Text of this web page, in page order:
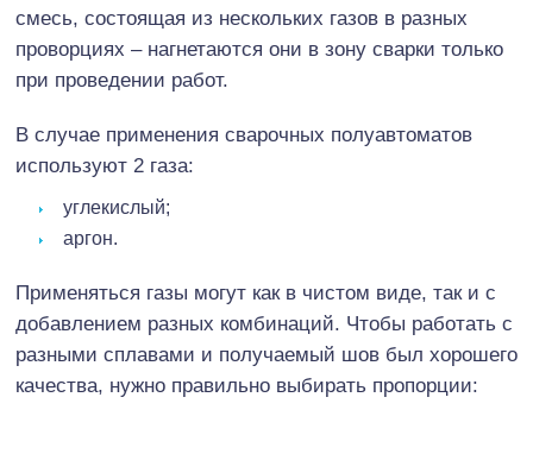
смесь, состоящая из нескольких газов в разных
проворциях – нагнетаются они в зону сварки только
при проведении работ.
В случае применения сварочных полуавтоматов
используют 2 газа:
углекислый;
аргон.
Применяться газы могут как в чистом виде, так и с
добавлением разных комбинаций. Чтобы работать с
разными сплавами и получаемый шов был хорошего
качества, нужно правильно выбирать пропорции: